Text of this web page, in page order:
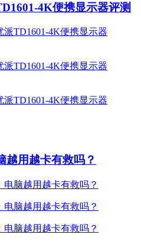
4K便携显示器评测
越用越卡有救吗？